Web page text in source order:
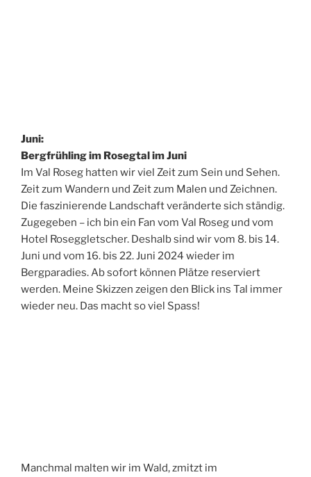
Juni:
Bergfrühling im Rosegtal im Juni
Im Val Roseg hatten wir viel Zeit zum Sein und Sehen.
Zeit zum Wandern und Zeit zum Malen und Zeichnen.
Die faszinierende Landschaft veränderte sich ständig.
Zugegeben – ich bin ein Fan vom Val Roseg und vom
Hotel Roseggletscher. Deshalb sind wir vom 8. bis 14.
Juni und vom 16. bis 22. Juni 2024 wieder im
Bergparadies. Ab sofort können Plätze reserviert
werden. Meine Skizzen zeigen den Blick ins Tal immer
wieder neu. Das macht so viel Spass!
Manchmal malten wir im Wald, zmitzt im